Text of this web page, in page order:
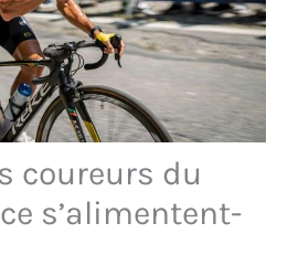
coureurs du
s’alimentent-